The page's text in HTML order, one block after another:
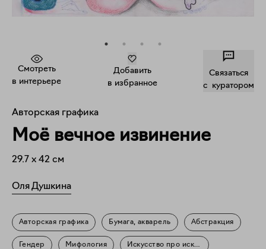
Смотреть
в интерьере
Добавить
в избранное
Связаться
c куратором
Авторская графика
Моё вечное извинение
29.7 x 42 см
Оля Душкина
Авторская графика Бумага, акварель Абстракция
Гендер Мифология Искусство про искусство